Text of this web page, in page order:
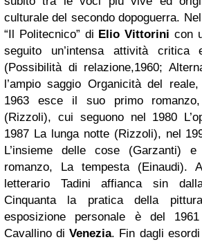
culturale del secondo dopoguerra.
“Il Politecnico” di Elio Vittorini con
seguito un’intensa attività critica
(Possibilità di relazione,1960;
l’ampio saggio Organicità del
1963 esce il suo primo
(Rizzoli), cui seguono nel 1980
1987 La lunga notte (Rizzoli), nel
L’insieme delle cose (Garzanti)
romanzo, La tempesta (Einaudi).
letterario Tadini affianca sin
Cinquanta la pratica della
esposizione personale è del
Cavallino diVenezia. Fin dagli